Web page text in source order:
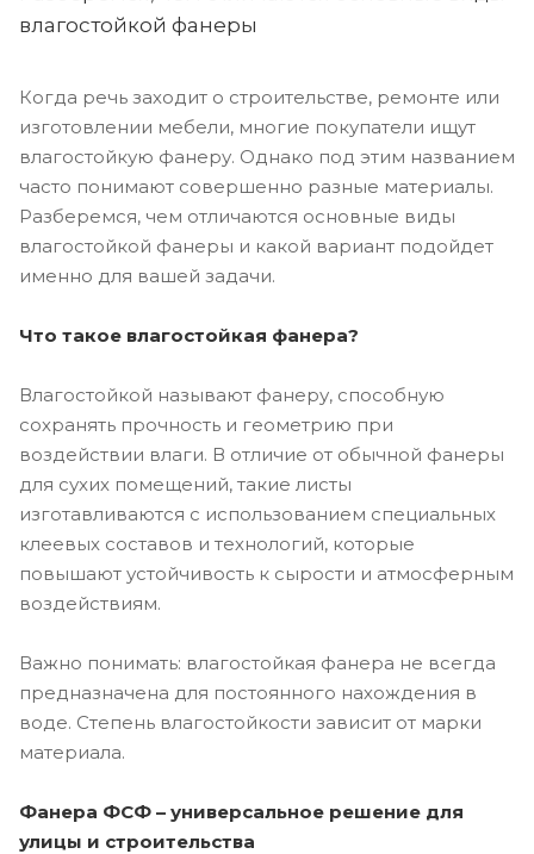
влагостойкой фанеры
Когда речь заходит о строительстве, ремонте или
изготовлении мебели, многие покупатели ищут
влагостойкую фанеру. Однако под этим названием
часто понимают совершенно разные материалы.
Разберемся, чем отличаются основные виды
влагостойкой фанеры и какой вариант подойдет
именно для вашей задачи.
Что такое влагостойкая фанера?
Влагостойкой называют фанеру, способную
сохранять прочность и геометрию при
воздействии влаги. В отличие от обычной фанеры
для сухих помещений, такие листы
изготавливаются с использованием специальных
клеевых составов и технологий, которые
повышают устойчивость к сырости и атмосферным
воздействиям.
Важно понимать: влагостойкая фанера не всегда
предназначена для постоянного нахождения в
воде. Степень влагостойкости зависит от марки
материала.
Фанера ФСФ – универсальное решение для
улицы и строительства